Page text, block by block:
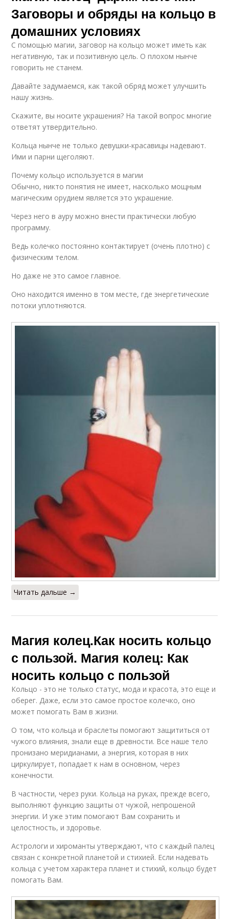
Заговоры и обряды на кольцо в
домашних условиях
С помощью магии, заговор на кольцо может иметь как
негативную, так и позитивную цель. О плохом нынче
говорить не станем.
Давайте задумаемся, как такой обряд может улучшить
нашу жизнь.
Скажите, вы носите украшения? На такой вопрос многие
ответят утвердительно.
Кольца нынче не только девушки-красавицы надевают.
Ими и парни щеголяют.
Почему кольцо используется в магии
Обычно, никто понятия не имеет, насколько мощным
магическим орудием является это украшение.
Через него в ауру можно внести практически любую
программу.
Ведь колечко постоянно контактирует (очень плотно) с
физическим телом.
Но даже не это самое главное.
Оно находится именно в том месте, где энергетические
потоки уплотняются.
Читать дальше →
Магия колец.Как носить кольцо
с пользой. Магия колец: Как
носить кольцо с пользой
Кольцо - это не только статус, мода и красота, это еще и
оберег. Даже, если это самое простое колечко, оно
может помогать Вам в жизни.
О том, что кольца и браслеты помогают защититься от
чужого влияния, знали еще в древности. Все наше тело
пронизано меридианами, а энергия, которая в них
циркулирует, попадает к нам в основном, через
конечности.
В частности, через руки. Кольца на руках, прежде всего,
выполняют функцию защиты от чужой, непрошеной
энергии. И уже этим помогают Вам сохранить и
целостность, и здоровье.
Астрологи и хироманты утверждают, что с каждый палец
связан с конкретной планетой и стихией. Если надевать
кольца с учетом характера планет и стихий, кольцо будет
помогать Вам.